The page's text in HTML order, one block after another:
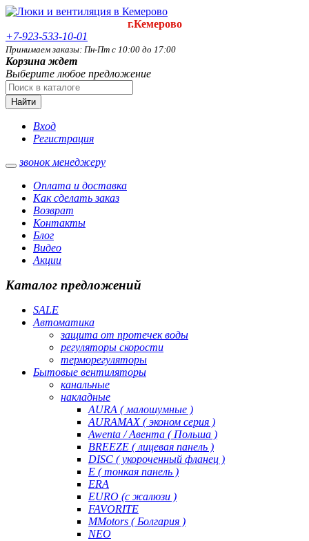
г.Кемерово
+7-923-533-10-01
Принимаем заказы: Пн-Пт с 10:00 до 17:00
Корзина ждет
Выберите любое предложение
Найти
Вход
Регистрация
звонок менеджеру
Оплата и доставка
Как сделать заказ
Возврат
Контакты
Блог
Видео
Акции
Каталог предложений
SALE
Автоматика
защита от протечек воды
регуляторы скорости
терморегуляторы
Бытовые вентиляторы
канальные
накладные
AURA ( малошумные )
AURAMAX ( эконом серия )
Awenta / Авента ( Польша )
BREEZE ( лицевая панель )
DISC ( укороченный фланец )
E ( тонкая панель )
ERA
EURO (с жалюзи )
FAVORITE
MMotors ( Болгария )
NEO